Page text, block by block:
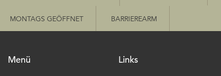
MONTAGS GEÖFFNET BARRIEREARM
Menü
Links